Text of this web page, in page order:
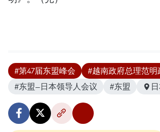
#第47届东盟峰会
#越南政府总理范明
#东盟—日本领导人会议
#东盟